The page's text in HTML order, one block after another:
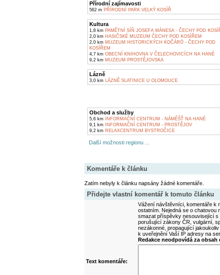
Přírodní zajímavosti
562 m PŘÍRODNÍ PARK VELKÝ KOSÍŘ
Kultura
1,8 km PAMĚTNÍ SÍŇ JOSEFA MÁNESA - ČECHY POD
2,0 km HASIČSKÉ MUZEUM ČECHY POD KOSÍŘEM
2,0 km MUZEUM HISTORICKÝCH KOČÁRŮ - ČECHY POD
KOSÍŘEM
4,7 km OBECNÍ KNIHOVNA V ČELECHOVICÍCH NA HANÉ
9,2 km MUZEUM PROSTĚJOVSKA
Lázně
3,0 km LÁZNĚ SLATINICE U OLOMOUCE
Obchod a služby
5,6 km INFORMAČNÍ CENTRUM - NÁMĚŠŤ NA HANÉ
9,1 km INFORMAČNÍ CENTRUM - PROSTĚJOV
9,2 km RELAXCENTRUM BYSTROČICE
Další možnosti regionu ...
Komentáře k článku
Zatím nebyly k článku napsány žádné komentáře.
Přidejte vlastní komentář k tomuto článku
Vážení návštěvníci, komentáře k
ostatním. Nejedná se o
smazat příspěvky nesouvisející
porušující zákony ČR, vulgární,
nezákonné, propagující
k uveřejnění Vaší IP adresy na
Redakce neodpovídá za
Text komentáře: